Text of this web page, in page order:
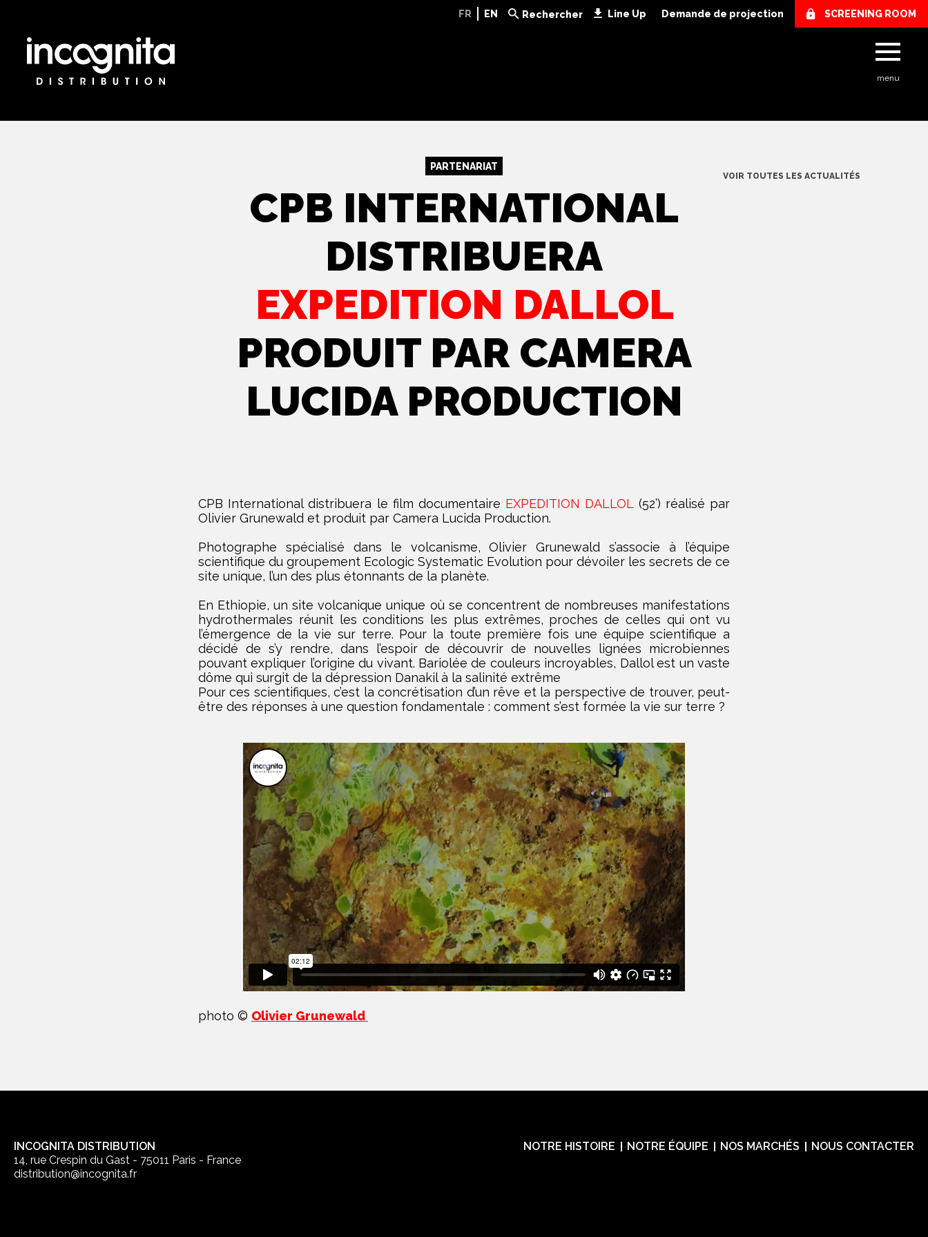
menu
FR EN Rechercher Line Up Demande de projection SCREENING ROOM
VOIR TOUTES LES ACTUALITÉS
PARTENARIAT
CPB INTERNATIONAL
DISTRIBUERA
EXPEDITION DALLOL
PRODUIT PAR CAMERA
LUCIDA PRODUCTION
CPB International distribuera le film documentaire EXPEDITION DALLOL (52’) réalisé par
Olivier Grunewald et produit par Camera Lucida Production.
Photographe spécialisé dans le volcanisme, Olivier Grunewald s’associe à l’équipe
scientifique du groupement Ecologic Systematic Evolution pour dévoiler les secrets de ce
site unique, l’un des plus étonnants de la planète.
En Ethiopie, un site volcanique unique où se concentrent de nombreuses manifestations
hydrothermales réunit les conditions les plus extrêmes, proches de celles qui ont vu
l’émergence de la vie sur terre. Pour la toute première fois une équipe scientifique a
décidé de s’y rendre, dans l’espoir de découvrir de nouvelles lignées microbiennes
pouvant expliquer l’origine du vivant. Bariolée de couleurs incroyables, Dallol est un vaste
dôme qui surgit de la dépression Danakil à la salinité extrême
Pour ces scientifiques, c’est la concrétisation d’un rêve et la perspective de trouver, peut-
être des réponses à une question fondamentale : comment s’est formée la vie sur terre ?
photo © Olivier Grunewald
INCOGNITA DISTRIBUTION
14, rue Crespin du Gast - 75011 Paris - France
distribution@incognita.fr
NOTRE HISTOIRE NOTRE ÉQUIPE NOS MARCHÉS NOUS CONTACTER